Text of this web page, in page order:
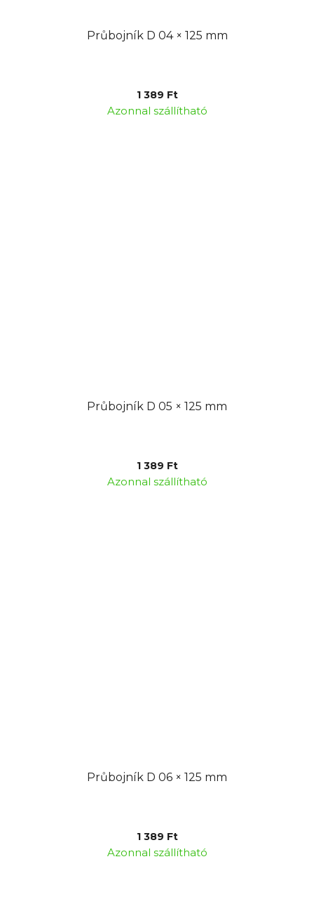
Průbojník D 04 × 125 mm
1 389 Ft
Azonnal szállítható
Průbojník D 05 × 125 mm
1 389 Ft
Azonnal szállítható
Průbojník D 06 × 125 mm
1 389 Ft
Azonnal szállítható